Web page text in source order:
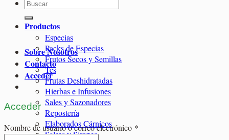
por:
Productos
Especias
Packs de Especias
Frutos Secos y Semillas
Tés
Frutas Deshidratadas
Hierbas e Infusiones
Sales y Sazonadores
Repostería
Elaborados Cárnicos
Salsas y Siropes
Sobre Nosotros
Contacto
Acceder
Acceder
Nombre de usuario o correo electrónico *